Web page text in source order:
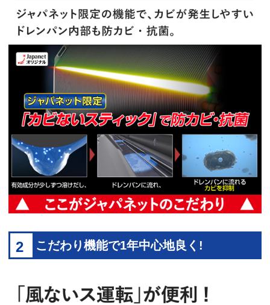
2 こだわり機能で1年中心地良く!